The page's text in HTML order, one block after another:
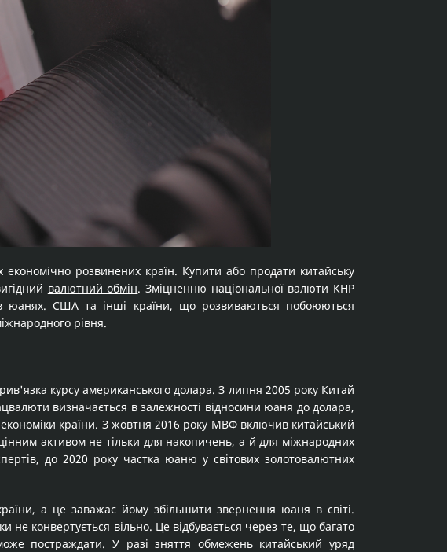
розвинених країн. Купити або продати китайську
валютний обмін. Зміцненню національної валюти КНР
юанях. США та інші країни, що розвиваються побоюються
рівня.
курсу американського долара. З липня 2005 року Китай
визначається в залежності відносини юаня до долара,
економіки країни. З жовтня 2016 року МВФ включив китайський
активом не тільки для накопичень, а й для міжнародних
до 2020 року частка юаню у світових золотовалютних
а це заважає йому збільшити звернення юаня в світі.
конвертується вільно. Це відбувається через те, що багато
постраждати. У разі зняття обмежень китайський уряд